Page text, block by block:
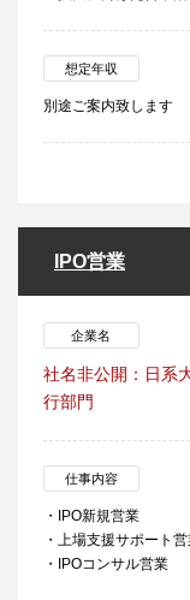
想定年収
別途ご案内致します
IPO営業
企業名
社名非公開：日系
行部門
仕事内容
・IPO新規営業
・上場支援サポート
・IPOコンサル営業